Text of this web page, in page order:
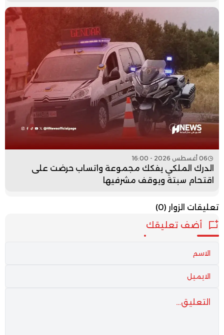
06 أغسطس 2026 - 16:00
الدرك الملكي يفكك مجموعة واتساب حرضت على
اقتحام سبتة ويوقف مشرفيها
تعليقات الزوار (0)
أضف تعليقك